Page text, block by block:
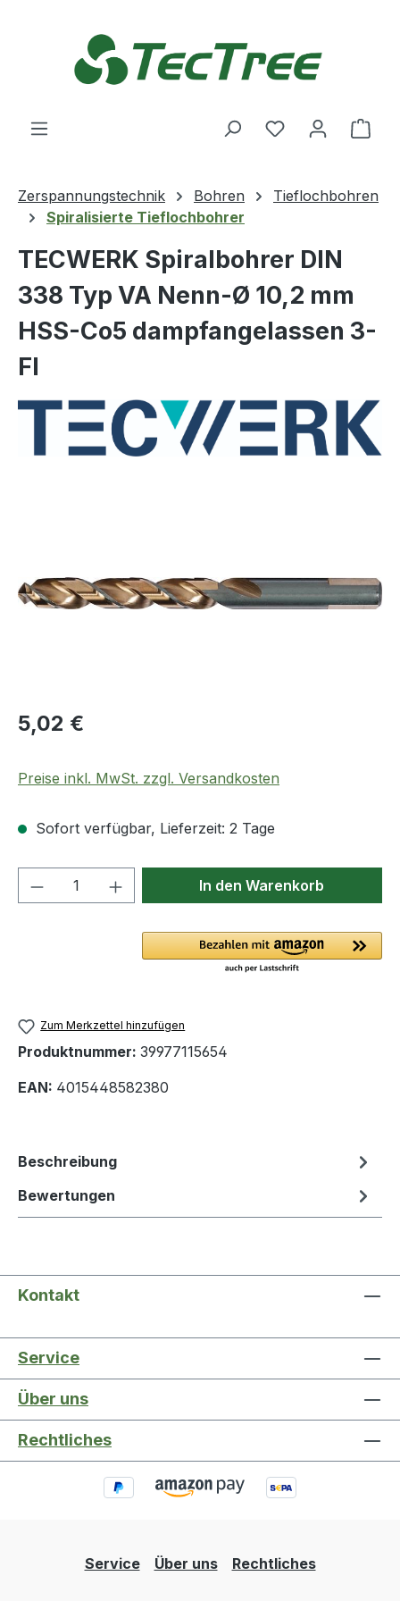
Du hast 0
Zerspannungstechnik Bohren
Tieflochbohren
Spiralisierte Tieflochbohrer
TECWERK Spiralbohrer DIN
338 Typ VA Nenn-Ø 10,2 mm
HSS-Co5 dampfangelassen 3-
Fl
Regulärer Preis:
5,02 €
Preise inkl. MwSt. zzgl. Versandkosten
Sofort verfügbar, Lieferzeit: 2 Tage
Produkt Anzahl: Gib denIn den Warenkorb
Zum Merkzettel hinzufügen
Produktnummer: 39977115654
EAN: 4015448582380
Beschreibung
Bewertungen
Kontakt
Service
Über uns
Rechtliches
Service Über uns Rechtliches